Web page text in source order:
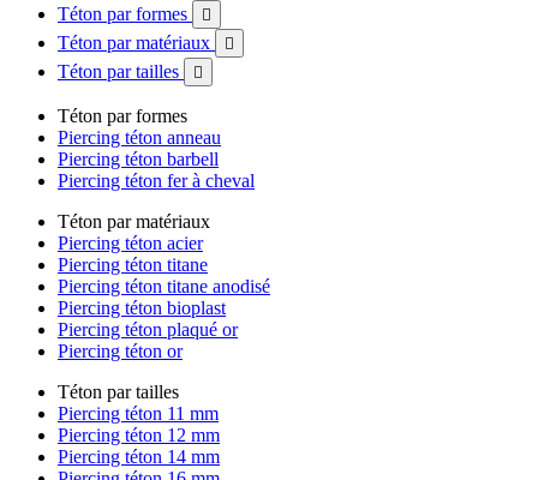
Téton par formes

Téton par matériaux 
Téton par tailles 
Téton par formes
Piercing téton anneau
Piercing téton barbell
Piercing téton fer à cheval
Téton par matériaux
Piercing téton acier
Piercing téton titane
Piercing téton titane anodisé
Piercing téton bioplast
Piercing téton plaqué or
Piercing téton or
Téton par tailles
Piercing téton 11 mm
Piercing téton 12 mm
Piercing téton 14 mm